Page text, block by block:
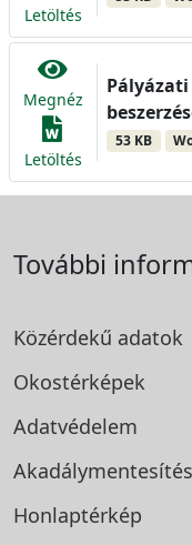
Letöltés
Megnéz
Letöltés
53 KB
További
Közérdekű adatok
Okostérképek
Adatvédelem
Honlaptérkép